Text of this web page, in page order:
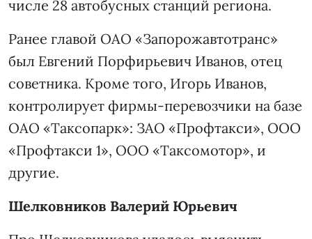
числе 28 автобусных станций региона.
Ранее главой ОАО «Запорожавтотранс»
был Евгений Порфирьевич Иванов, отец
советника. Кроме того, Игорь Иванов,
контролирует фирмы-перевозчики на базе
ОАО «Таксопарк»: ЗАО «Профтакси», ООО
«Профтакси 1», ООО «Таксомотор», и
другие.
Шелковников Валерий Юрьевич